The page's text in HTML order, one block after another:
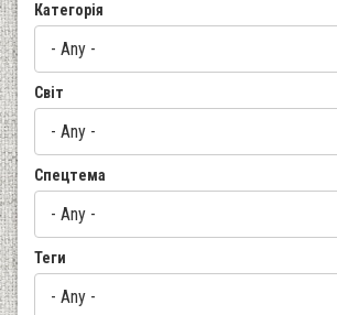
Категорія
Світ
Спецтема
Теги